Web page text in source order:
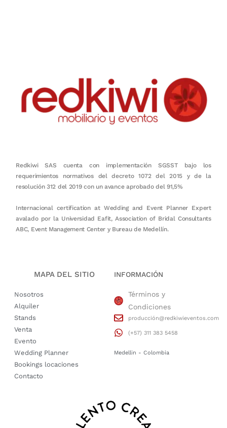
Redkiwi SAS cuenta con implementación SGSST bajo los
requerimientos normativos del decreto 1072 del 2015 y de la
resolución 312 del 2019 con un avance aprobado del 91,5%
Internacional certification at Wedding and Event Planner Expert
avalado por la Universidad Eafit, Association of Bridal Consultants
ABC, Event Management Center y Bureau de Medellín.
MAPA DEL SITIO
Nosotros
Alquiler
Stands
Venta
Evento
Wedding Planner
Bookings locaciones
Contacto
INFORMACIÓN
Términos y
Condiciones
producción@redkiwieventos.com
(+57) 311 383 5458
Medellin - Colombia